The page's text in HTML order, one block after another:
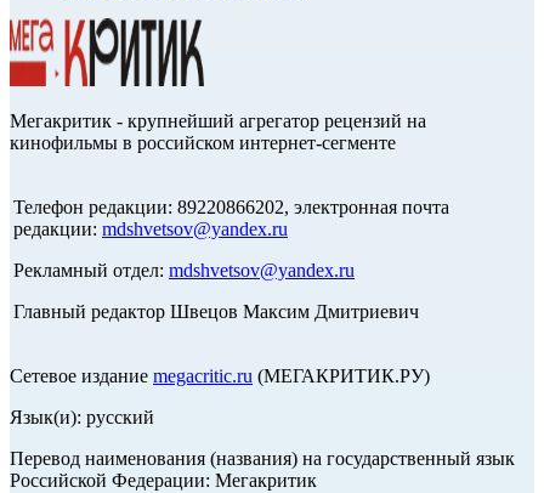
Мегакритик - крупнейший агрегатор рецензий на
кинофильмы в российском интернет-сегменте
Телефон редакции: 89220866202, электронная почта
редакции: mdshvetsov@yandex.ru
Рекламный отдел: mdshvetsov@yandex.ru
Главный редактор Швецов Максим Дмитриевич
Сетевое издание megacritic.ru (МЕГАКРИТИК.РУ)
Язык(и): русский
Перевод наименования (названия) на государственный язык
Российской Федерации: Мегакритик